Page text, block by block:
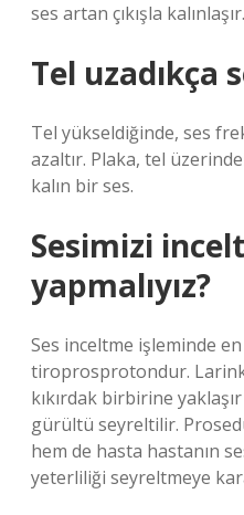
ses artan çıkışla kalınlaşır.
Tel uzadıkça
Tel yükseldiğinde, ses
azaltır. Plaka, tel
kalın bir ses.
Sesimizi
yapmalıyız?
Ses inceltme işleminde
tiroprosprotondur.
kıkırdak birbirine
gürültü seyreltilir.
hem de hasta hastanın
yeterliliği seyreltmeye